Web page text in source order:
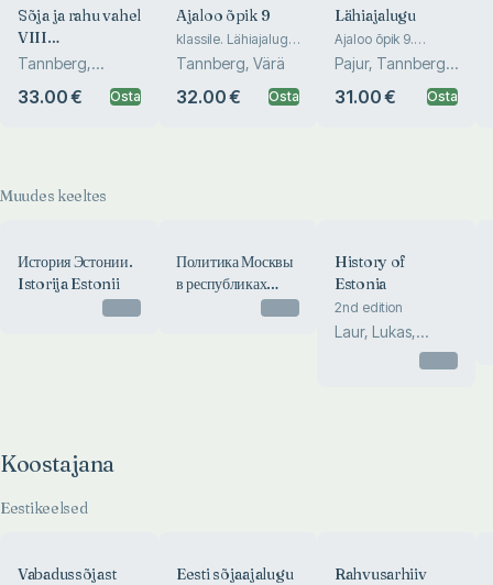
Sõja ja rahu vahel
VIII
Metsavendlus:
Nõukogude
Tannberg,
Noormets, Kaasik,
Ohmann, K...
33.00 € Osta
Ajaloo õpik 9
klassile. Lähiajalugu
II osa
Tannberg, Värä
32.00 € Osta
Lähiajalugu
Ajaloo õpik 9.
klassile
Pajur, Tannberg,
31.00 € Osta
Muudes keeltes
История Эстонии.
Istorija Estonii
Политика Москвы
в республиках
History of
Estonia
2nd edition
Laur, Lukas,
Mäesalu, Pajur,
Koostajana
Eestikeelsed
Vabadussõjast
Eesti sõjaajalugu
Rahvusarhiiv